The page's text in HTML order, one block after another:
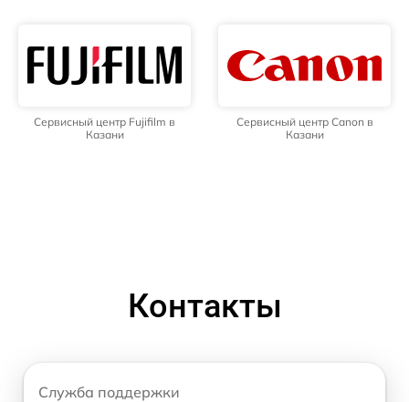
Сервисный центр Fujifilm в
Казани
Сервисный центр Canon в
Казани
Контакты
Служба поддержки